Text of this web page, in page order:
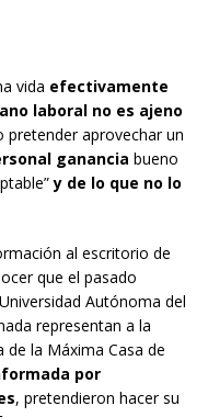
vida efectivamente
laboral no es ajeno
pretender aprovechar un
ganancia bueno
y de lo que no lo
al escritorio de
que el pasado
Autónoma del
representan a la
la Máxima Casa de
por
, pretendieron hacer su